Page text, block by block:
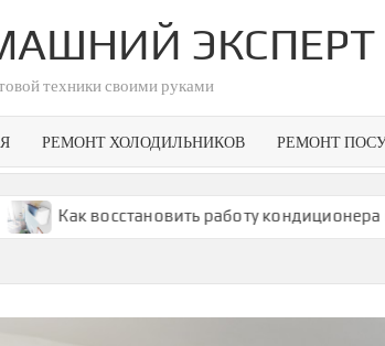
ЭКСПЕРТ
техники своими руками
РЕМОНТ ХОЛОДИЛЬНИКОВ РЕМОНТ
Как восстановить работу кондиционера после